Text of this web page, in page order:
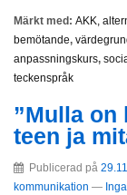
Märkt med: AKK,
bemötande,
anpassningskurs,
teckenspråk
”Mulla
teen ja
Publicerad på
kommunikation —